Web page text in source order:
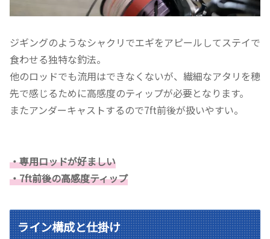
ジギングのようなシャクリでエギをアピールしてステイで
食わせる独特な釣法。
他のロッドでも流用はできなくないが、繊細なアタリを穂
先で感じるために高感度のティップが必要となります。
またアンダーキャストするので7ft前後が扱いやすい。
・専用ロッドが好ましい
・7ft前後の高感度ティップ
ライン構成と仕掛け